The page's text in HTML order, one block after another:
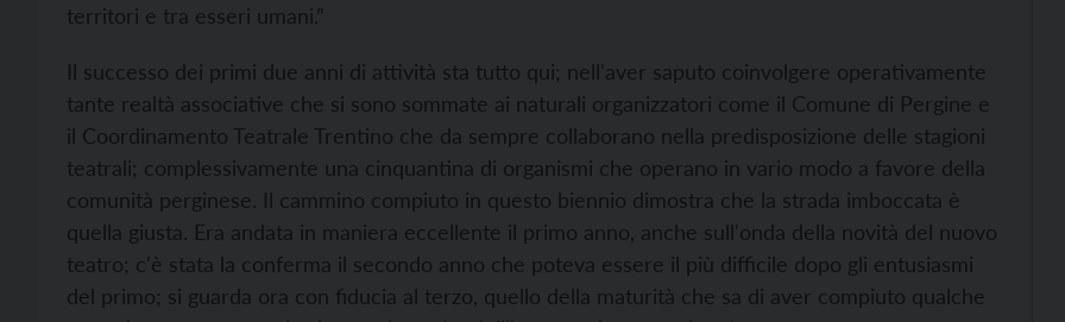
territori e tra esseri umani.”
Il successo dei primi due anni di attività sta tutto qui; nell'aver saputo coinvolgere operativamente
tante realtà associative che si sono sommate ai naturali organizzatori come il Comune di Pergine e
il Coordinamento Teatrale Trentino che da sempre collaborano nella predisposizione delle stagioni
teatrali; complessivamente una cinquantina di organismi che operano in vario modo a favore della
comunità perginese. Il cammino compiuto in questo biennio dimostra che la strada imboccata è
quella giusta. Era andata in maniera eccellente il primo anno, anche sull'onda della novità del nuovo
teatro; c'è stata la conferma il secondo anno che poteva essere il più difficile dopo gli entusiasmi
del primo; si guarda ora con fiducia al terzo, quello della maturità che sa di aver compiuto qualche